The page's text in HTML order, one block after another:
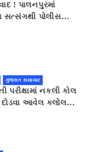
! પાલનપુરમાં
સત્સંગથી પોલીસ
ગુજરાત સમાચાર
પરીક્ષામાં નકલી કોલ
આવેલ કલોલનો